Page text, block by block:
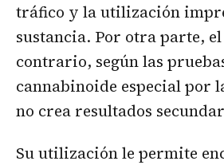
tráfico y la utilización
sustancia. Por otra parte, el
contrario, según las
cannabinoide especial por
no crea resultados
Su utilización le permite